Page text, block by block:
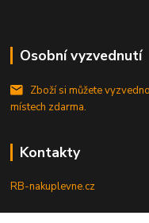
Osobní vyzvednutí
Zboží si můžete
místech zdarma.
Kontakty
RB-nakuplevne.cz